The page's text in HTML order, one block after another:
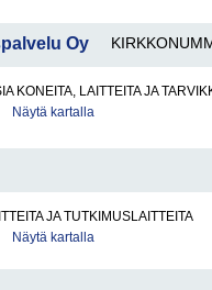
Oy
KONEITA, LAITTEITA JA
Näytä kartalla
JA TUTKIMUSLAITTEITA
Näytä kartalla